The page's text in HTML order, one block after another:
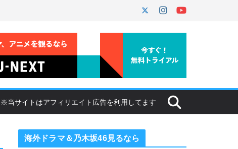
海外ドラマ＆乃木坂46見るなら